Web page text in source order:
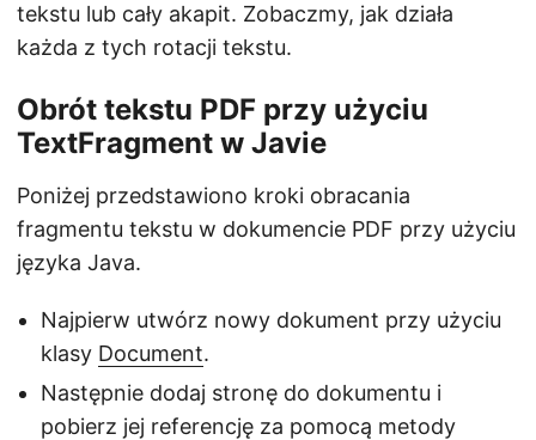
tekstu lub cały akapit. Zobaczmy, jak działa
każda z tych rotacji tekstu.
Obrót tekstu PDF przy użyciu
TextFragment w Javie
Poniżej przedstawiono kroki obracania
fragmentu tekstu w dokumencie PDF przy użyciu
języka Java.
Najpierw utwórz nowy dokument przy użyciu
klasy Document.
Następnie dodaj stronę do dokumentu i
pobierz jej referencję za pomocą metody